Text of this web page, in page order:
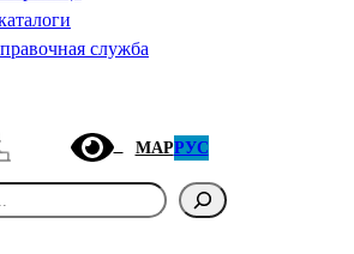
служба
МАРРУС